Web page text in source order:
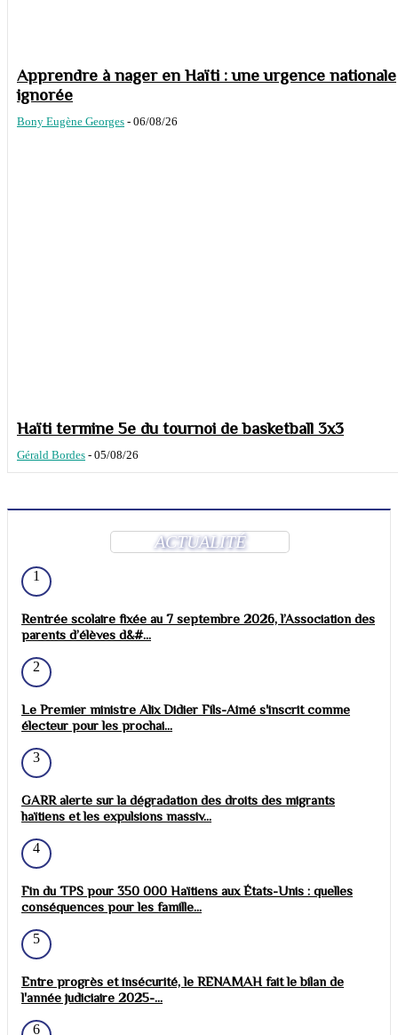
Apprendre à nager en Haïti : une urgence nationale
ignorée
Bony Eugène Georges - 06/08/26
Haïti termine 5e du tournoi de basketball 3x3
Gérald Bordes - 05/08/26
ACTUALITÉ
1
Rentrée scolaire fixée au 7 septembre 2026, l’Association des
parents d’élèves d&#...
2
Le Premier ministre Alix Didier Fils-Aimé s'inscrit comme
électeur pour les prochai...
3
GARR alerte sur la dégradation des droits des migrants
haïtiens et les expulsions massiv...
4
Fin du TPS pour 350 000 Haïtiens aux États-Unis : quelles
conséquences pour les famille...
5
Entre progrès et insécurité, le RENAMAH fait le bilan de
l'année judiciaire 2025-...
6